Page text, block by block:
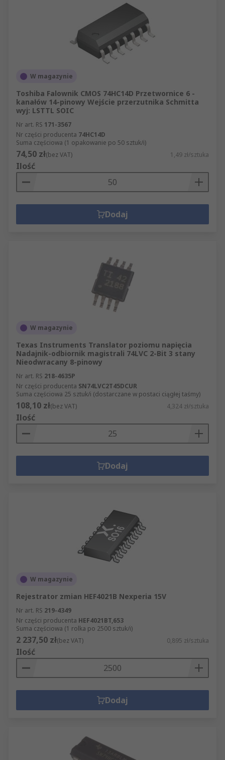
W magazynie
Toshiba Falownik CMOS 74HC14D Przetwornice 6 -
kanałów 14-pinowy Wejście przerzutnika Schmitta
wyj: LSTTL SOIC
Nr art. RS 171-3567
Nr części producenta 74HC14D
Suma częściowa (1 opakowanie po 50 sztuk/i)
74,50 zł(bez VAT) 1,49 zł/sztuka
Ilość
Dodaj
W magazynie
Texas Instruments Translator poziomu napięcia
Nadajnik-odbiornik magistrali 74LVC 2-Bit 3 stany
Nieodwracany 8-pinowy
Nr art. RS 218-4635P
Nr części producenta SN74LVC2T45DCUR
Suma częściowa 25 sztuk/i (dostarczane w postaci ciągłej taśmy)
108,10 zł(bez VAT) 4,324 zł/sztuka
Ilość
Dodaj
W magazynie
Rejestrator zmian HEF4021B Nexperia 15V
Nr art. RS 219-4349
Nr części producenta HEF4021BT,653
Suma częściowa (1 rolka po 2500 sztuk/i)
2 237,50 zł(bez VAT) 0,895 zł/sztuka
Ilość
Dodaj